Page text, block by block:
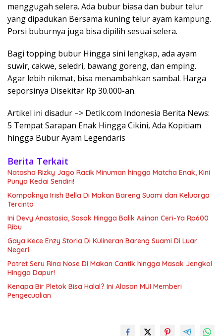
menggugah selera. Ada bubur biasa dan bubur telur
yang dipadukan Bersama kuning telur ayam kampung.
Porsi buburnya juga bisa dipilih sesuai selera.
Bagi topping bubur Hingga sini lengkap, ada ayam
suwir, cakwe, seledri, bawang goreng, dan emping.
Agar lebih nikmat, bisa menambahkan sambal. Harga
seporsinya Disekitar Rp 30.000-an.
Artikel ini disadur –> Detik.com Indonesia Berita News:
5 Tempat Sarapan Enak Hingga Cikini, Ada Kopitiam
hingga Bubur Ayam Legendaris
Berita Terkait
Natasha Rizky Jago Racik Minuman hingga Matcha Enak, Kini
Punya Kedai Sendiri!
Kompaknya Irish Bella Di Makan Bareng Suami dan Keluarga
Tercinta
Ini Devy Anastasia, Sosok Hingga Balik Asinan Ceri-Ya Rp600
Ribu
Gaya Kece Enzy Storia Di Kulineran Bareng Suami Di Luar
Negeri
Potret Seru Rina Nose Di Makan Cantik hingga Masak Jengkol
Hingga Dapur!
Kenapa Bir Pletok Bisa Halal? Ini Alasan MUI Memberi
Pengecualian